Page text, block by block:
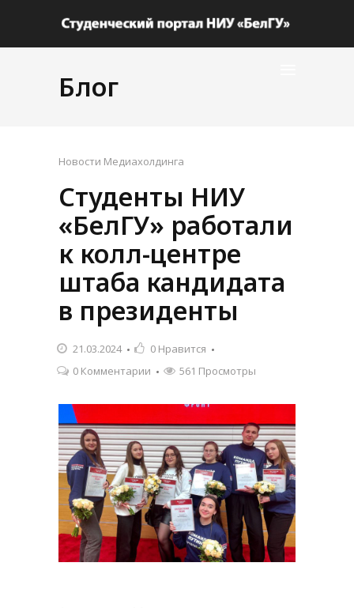
Блог
Новости Медиахолдинга
Студенты НИУ
«БелГУ» работали
к колл-центре
штаба кандидата
в президенты
21.03.2024 0 Нравится
0 Комментарии
561 Просмотры